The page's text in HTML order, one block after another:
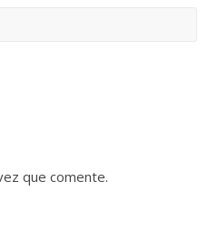
que comente.